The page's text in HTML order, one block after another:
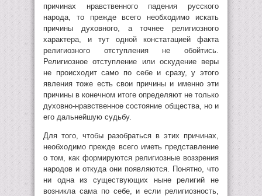
причинах нравственного падения русского
народа, то прежде всего необходимо искать
причины духовного, а точнее религиозного
характера, и тут одной констатацией факта
религиозного отступления не обойтись.
Религиозное отступление или оскудение веры
не происходит само по себе и сразу, у этого
явления тоже есть свои причины и именно эти
причины в конечном итоге определяют не только
духовно-нравственное состояние общества, но и
его дальнейшую судьбу.
Для того, чтобы разобраться в этих причинах,
необходимо прежде всего иметь представление
о том, как формируются религиозные воззрения
народов и откуда они появляются. Понятно, что
ни одна из существующих ныне религий не
возникла сама по себе, и если религиозность,